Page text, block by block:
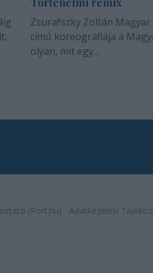
Zsurafszky Zoltán
című koreográfiája a
olyan, mit egy...
(Port.hu) Adatkezelési